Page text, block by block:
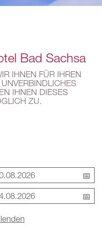
Bad Sachsa
IHNEN FÜR IHREN
IHNEN DIESES
ZU.